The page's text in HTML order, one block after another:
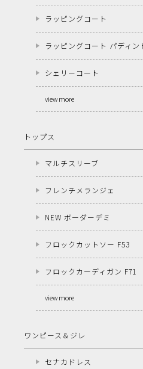
ラッピングコート
ラッピングコート パディン
シェリーコート
view more
トップス
マルチスリーブ
フレンチメランジェ
NEW ボーダーデミ
フロックカットソー F53
フロックカーディガン F71
view more
ワンピース＆ジレ
セナカドレス